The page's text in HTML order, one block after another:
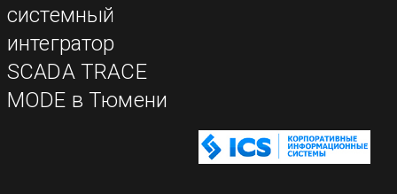
системный
интегратор
SCADA TRACE
MODE в Тюмени